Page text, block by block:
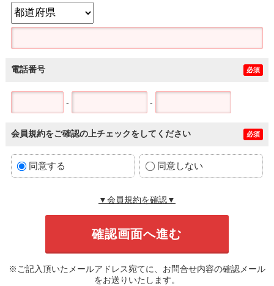
電話番号 必須
- -
会員規約をご確認の上チェックをしてください 必須
同意する 同意しない
▼会員規約を確認▼
※ご記入頂いたメールアドレス宛てに、お問合せ内容の確認メール
をお送りいたします。